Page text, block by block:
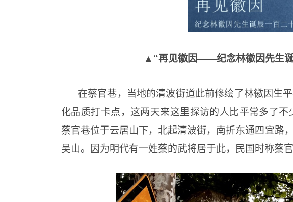
▲“再见徽因——纪念林徽因先生诞
在蔡官巷，当地的清波街道此前修绘了林徽因生
化品质打卡点，这两天来这里探访的人比平常多了不
蔡官巷位于云居山下，北起清波街，南折东通四宜路
吴山。因为明代有一姓蔡的武将居于此，民国时称蔡官